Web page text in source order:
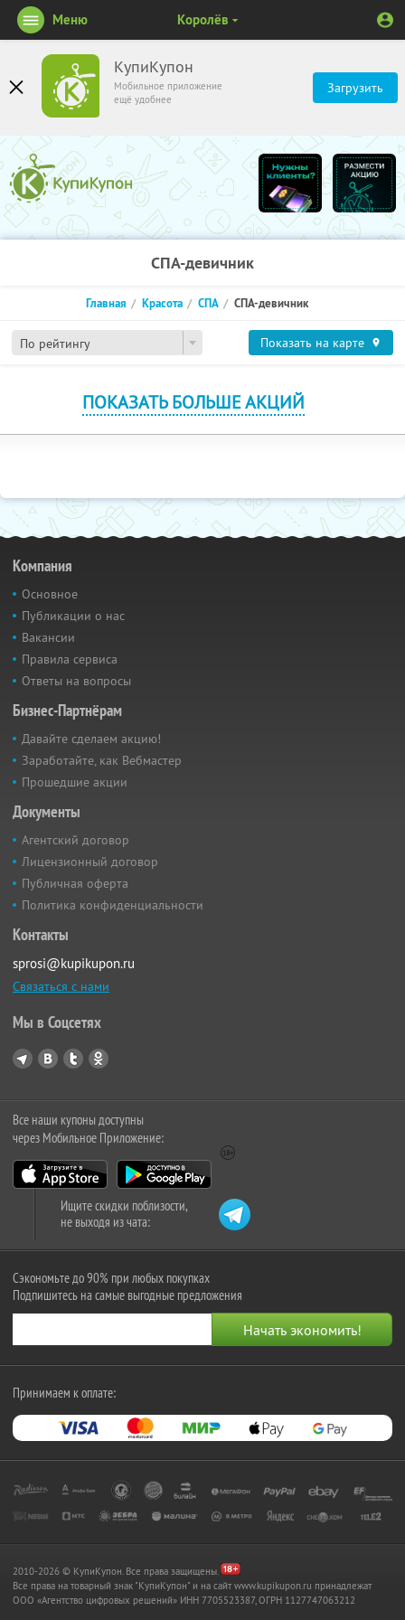
КупиКупон
Мобильное приложение
ещё удобнее
Загрузить
Меню Королёв
СПА-девичник
По рейтингу
Главная Красота СПА СПА-девичник
Показать на карте
ПОКАЗАТЬ БОЛЬШЕ АКЦИЙ
Компания
Основное
Публикации о нас
Вакансии
Правила сервиса
Ответы на вопросы
Бизнес-Партнёрам
Давайте сделаем акцию!
Заработайте, как Вебмастер
Прошедшие акции
Документы
Агентский договор
Лицензионный договор
Публичная оферта
Политика конфиденциальности
Контакты
sprosi@kupikupon.ru
Связаться с нами
Мы в Соцсетях
Все наши купоны доступны
через Мобильное Приложение:
Ищите скидки поблизости,
не выходя из чата:
Сэкономьте до 90% при любых покупках
Подпишитесь на самые выгодные предложения
Принимаем к оплате:
2010-2026 © КупиКупон. Все права защищены.
Все права на товарный знак "КупиКупон" и на сайт www.kupikupon.ru принадлежат
OOO «Агентство цифровых решений» ИНН 7705523387, ОГРН 1127747063212